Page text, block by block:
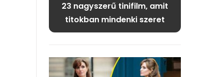
23 nagyszerű tinifilm, amit
titokban mindenki szeret